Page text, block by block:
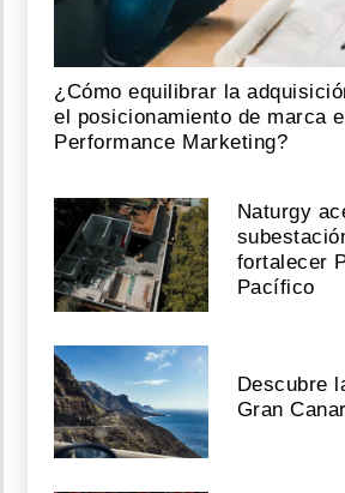
¿Cómo equilibrar la
el posicionamiento de marca
Performance Marketing?
Naturgy
fortalecer
Pacífico
Descubre
Gran